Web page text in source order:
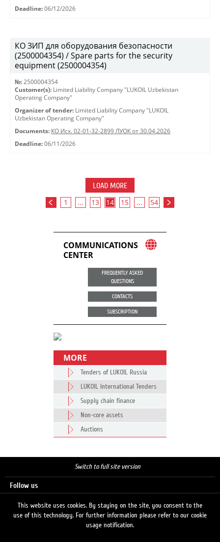
Deadline: 06/12/2026
КО ЗИП для оборудования безопасности
(2500004354) / Spare parts for the security
equipment (2500004354)
№: 2500004354
Customer(s): Limited Liability Company "LUKOIL Uzbekistan
Operating Company"
Organizer of tender: Limited Liability Company "LUKOIL
Uzbekistan Operating Company"
Documents: КО Исх. 02-01-32-2899 ЛУОК от 30.04.2026
Deadline: 06/11/2026
LOAD MORE
1 ... 13 14 15 ... 54
COMMUNICATIONS
CENTER
FREQUENTLY ASKED
QUESTIONS
CONTACTS
SUBSCRIPTION
MORE
Tenders of LUKOIL Russia
LUKOIL International Tenders
Supply chain finance
Non-core assets
Auctions
Switch to full site version
Follow us
This website uses cookies. By staying on the site, you consent to the
use of this technology. For further information please refer to our cookie
usage notification.